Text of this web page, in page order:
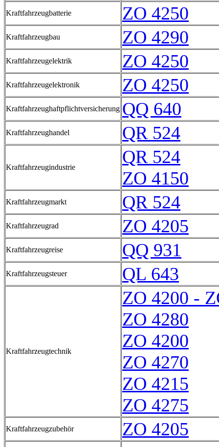
Kraftfahrzeugbatterie ZO 4250
Kraftfahrzeugbau ZO 4290
Kraftfahrzeugelektrik ZO 4250
Kraftfahrzeugelektronik ZO 4250
Kraftfahrzeughaftpflichtversicherung QQ 640
Kraftfahrzeughandel QR 524
Kraftfahrzeugindustrie
QR 524
ZO 4150
Kraftfahrzeugmarkt QR 524
Kraftfahrzeugrad ZO 4205
Kraftfahrzeugreise QQ 931
Kraftfahrzeugsteuer QL 643
Kraftfahrzeugtechnik
ZO 4200 -
ZO 4280
ZO 4200
ZO 4270
ZO 4215
ZO 4275
Kraftfahrzeugzubehör
ZO 4205